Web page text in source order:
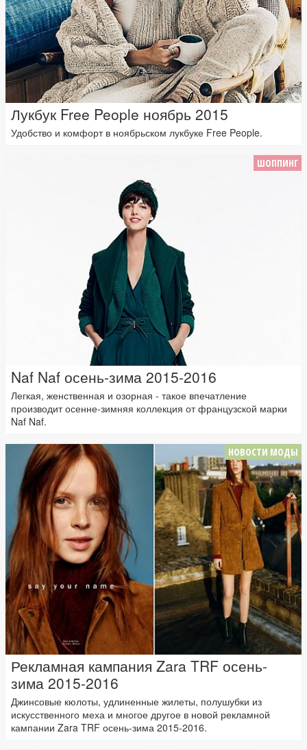
Лукбук Free People ноябрь 2015
Удобство и комфорт в ноябрьском лукбуке Free People.
ШОППИНГ
Naf Naf осень-зима 2015-2016
Легкая, женственная и озорная - такое впечатление
производит осенне-зимняя коллекция от французской марки
Naf Naf.
НОВОСТИ МОДЫ
Рекламная кампания Zara TRF осень-
зима 2015-2016
Джинсовые кюлоты, удлиненные жилеты, полушубки из
искусственного меха и многое другое в новой рекламной
кампании Zara TRF осень-зима 2015-2016.